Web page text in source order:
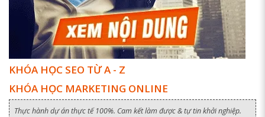
KHÓA HỌC SEO TỪ A - Z
KHÓA HỌC MARKETING ONLINE
Thực hành dự án thực tế 100%. Cam kết làm được & tự tin khởi nghiệp.